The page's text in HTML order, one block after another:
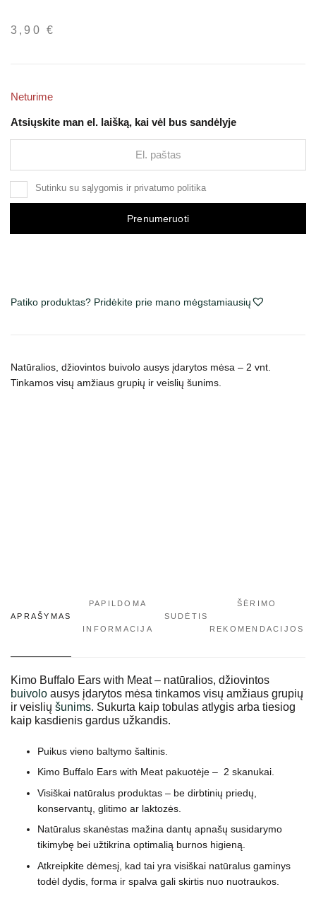
3,90 €
Neturime
Atsiųskite man el. laišką, kai vėl bus sandėlyje
Sutinku su sąlygomis ir privatumo politika
Prenumeruoti
Patiko produktas? Pridėkite prie mano mėgstamiausių
Natūralios, džiovintos buivolo ausys įdarytos mėsa – 2 vnt.
Tinkamos visų amžiaus grupių ir veislių šunims.
APRAŠYMAS
PAPILDOMA
INFORMACIJA
SUDĖTIS
ŠĖRIMO
REKOMENDACIJOS
Kimo Buffalo Ears with Meat – natūralios, džiovintos
buivolo ausys įdarytos mėsa tinkamos visų amžiaus grupių
ir veislių šunims. Sukurta kaip tobulas atlygis arba tiesiog
kaip kasdienis gardus užkandis.
Puikus vieno baltymo šaltinis.
Kimo Buffalo Ears with Meat pakuotėje – 2 skanukai.
Visiškai natūralus produktas – be dirbtinių priedų,
konservantų, glitimo ar laktozės.
Natūralus skanėstas mažina dantų apnašų susidarymo
tikimybę bei užtikrina optimalią burnos higieną.
Atkreipkite dėmesį, kad tai yra visiškai natūralus gaminys
todėl dydis, forma ir spalva gali skirtis nuo nuotraukos.